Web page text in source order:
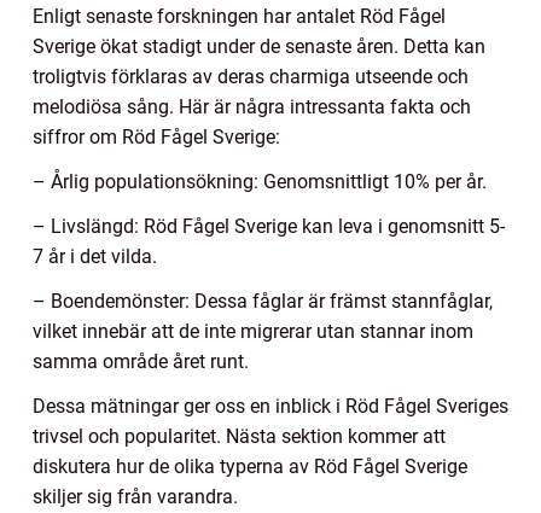
Enligt senaste forskningen har antalet Röd Fågel
Sverige ökat stadigt under de senaste åren. Detta kan
troligtvis förklaras av deras charmiga utseende och
melodiösa sång. Här är några intressanta fakta och
siffror om Röd Fågel Sverige:
– Årlig populationsökning: Genomsnittligt 10% per år.
– Livslängd: Röd Fågel Sverige kan leva i genomsnitt 5-
7 år i det vilda.
– Boendemönster: Dessa fåglar är främst stannfåglar,
vilket innebär att de inte migrerar utan stannar inom
samma område året runt.
Dessa mätningar ger oss en inblick i Röd Fågel Sveriges
trivsel och popularitet. Nästa sektion kommer att
diskutera hur de olika typerna av Röd Fågel Sverige
skiljer sig från varandra.